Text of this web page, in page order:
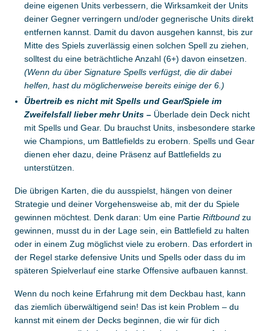
deine eigenen Units verbessern, die Wirksamkeit der Units
deiner Gegner verringern und/oder gegnerische Units direkt
entfernen kannst. Damit du davon ausgehen kannst, bis zur
Mitte des Spiels zuverlässig einen solchen Spell zu ziehen,
solltest du eine beträchtliche Anzahl (6+) davon einsetzen.
(Wenn du über Signature Spells verfügst, die dir dabei
helfen, hast du möglicherweise bereits einige der 6.)
Übertreib es nicht mit Spells und Gear/Spiele im
Zweifelsfall lieber mehr Units – Überlade dein Deck nicht
mit Spells und Gear. Du brauchst Units, insbesondere starke
wie Champions, um Battlefields zu erobern. Spells und Gear
dienen eher dazu, deine Präsenz auf Battlefields zu
unterstützen.
Die übrigen Karten, die du ausspielst, hängen von deiner
Strategie und deiner Vorgehensweise ab, mit der du Spiele
gewinnen möchtest. Denk daran: Um eine Partie Riftbound zu
gewinnen, musst du in der Lage sein, ein Battlefield zu halten
oder in einem Zug möglichst viele zu erobern. Das erfordert in
der Regel starke defensive Units und Spells oder dass du im
späteren Spielverlauf eine starke Offensive aufbauen kannst.
Wenn du noch keine Erfahrung mit dem Deckbau hast, kann
das ziemlich überwältigend sein! Das ist kein Problem – du
kannst mit einem der Decks beginnen, die wir für dich